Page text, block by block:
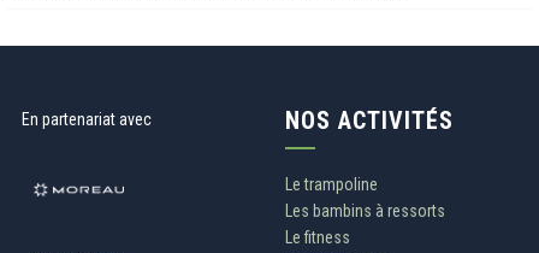
En partenariat avec NOS ACTIVITÉS
Le trampoline
Les bambins à ressorts
Le fitness